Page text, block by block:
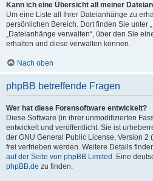
Kann ich eine Übersicht all meiner
Um eine Liste all Ihrer Dateianhänge zu
persönlichen Bereich. Dort finden Sie unter
„Dateianhänge verwalten“, über den Sie
erhalten und diese verwalten können.
Nach oben
phpBB betreffende Fragen
Wer hat diese Forensoftware entwickelt?
Diese Software (in ihrer unmodifizierten
entwickelt und veröffentlicht. Sie ist
der GNU General Public License, Version 2
frei vertrieben werden. Weitere Details
auf der Seite von phpBB Limited . Eine
phpBB.de zu finden.